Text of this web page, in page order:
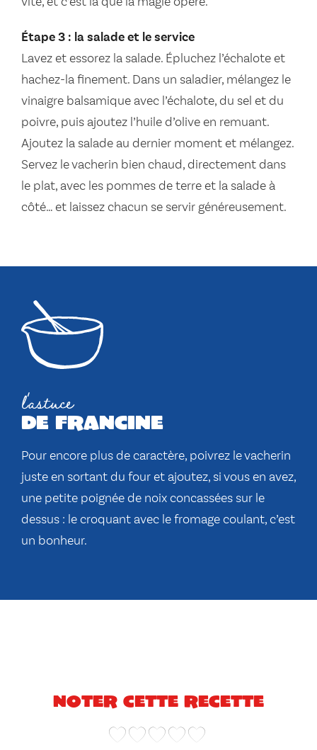
Étape 3 : la salade et le service
Lavez et essorez la salade. Épluchez l’échalote et
hachez-la finement. Dans un saladier, mélangez le
vinaigre balsamique avec l’échalote, du sel et du
poivre, puis ajoutez l’huile d’olive en remuant.
Ajoutez la salade au dernier moment et mélangez.
Servez le vacherin bien chaud, directement dans
le plat, avec les pommes de terre et la salade à
côté… et laissez chacun se servir généreusement.
l'astuce
de francine
Pour encore plus de caractère, poivrez le vacherin
juste en sortant du four et ajoutez, si vous en avez,
une petite poignée de noix concassées sur le
dessus : le croquant avec le fromage coulant, c’est
un bonheur.
Noter cette recette